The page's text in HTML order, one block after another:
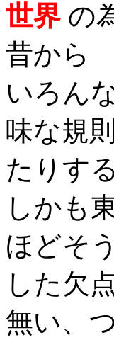
世界の
昔から
いろん
味な規
たりする
しかも
ほどそ
した欠
無い、